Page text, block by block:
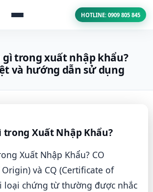
HOTLINE: 0909 805 845
gì trong xuất nhập khẩu?
và hướng dẫn sử dụng
trong Xuất Nhập Khẩu?
Xuất Nhập Khẩu? CO
và CQ (Certificate of
loại chứng từ thường được nhắc